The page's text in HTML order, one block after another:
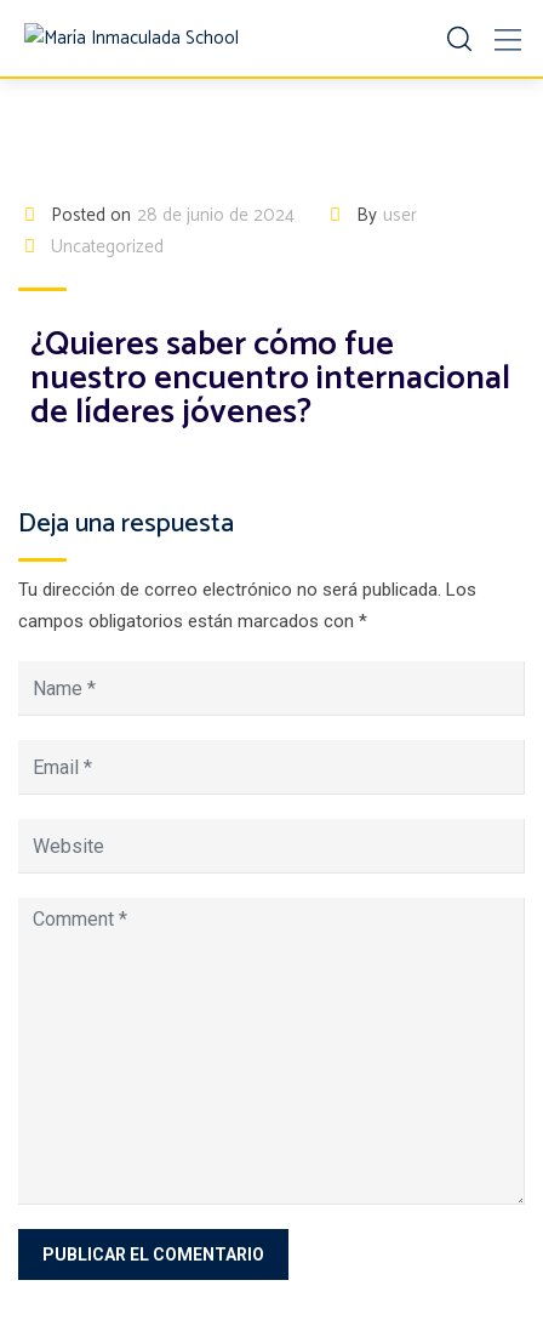
Posted on 28 de junio de 2024 By user
Uncategorized
¿Quieres saber cómo fue
nuestro encuentro internacional
de líderes jóvenes?
Deja una respuesta
Tu dirección de correo electrónico no será publicada. Los
campos obligatorios están marcados con *